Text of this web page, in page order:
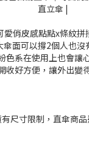
直立傘 |
愛俏皮感點點x條紋拼
傘面可以撐2個人也沒
色系在使用上也會讓
收好方便，讓外出變
尺寸限制，直傘商